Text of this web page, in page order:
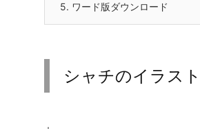
5. ワード版ダウンロード
シャチのイラスト